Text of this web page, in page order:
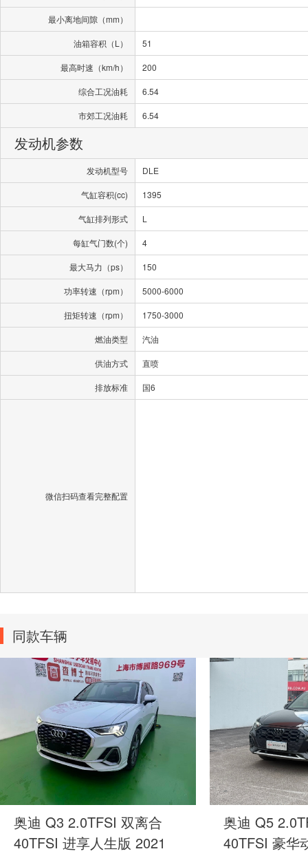
最小离地间隙（mm）
油箱容积（L） 51
最高时速（km/h） 200
综合工况油耗 6.54
市郊工况油耗 6.54
发动机参数
发动机型号 DLE
气缸容积(cc) 1395
气缸排列形式 L
每缸气门数(个) 4
最大马力（ps） 150
功率转速（rpm） 5000-6000
扭矩转速（rpm） 1750-3000
燃油类型 汽油
供油方式 直喷
排放标准 国6
微信扫码查看完整配置
同款车辆
奥迪 Q3 2.0TFSI 双离合
40TFSI 进享人生版 2021
奥迪 Q5
40TFSI 豪华